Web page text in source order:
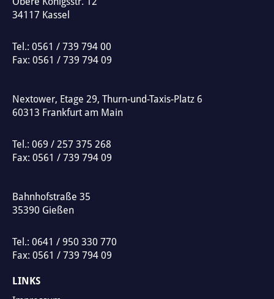
r
n
t
v
e
34117 Kassel
Tel.: 0561 / 739 794 00
Fax: 0561 / 739 794 09
Nextower, Etage 29, Thurn-und-Taxis-Platz 6
60313 Frankfurt am Main
Tel.: 069 / 257 375 268
Fax: 0561 / 739 794 09
Bahnhofstraße 35
35390 Gießen
Tel.: 0641 / 950 330 770
Fax: 0561 / 739 794 09
LINKS